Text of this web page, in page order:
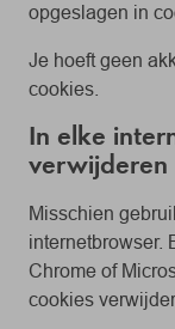
opgeslagen in
Je hoeft geen
cookies.
In elke
verwijderen
Misschien
internetbrowser.
Chrome of
cookies